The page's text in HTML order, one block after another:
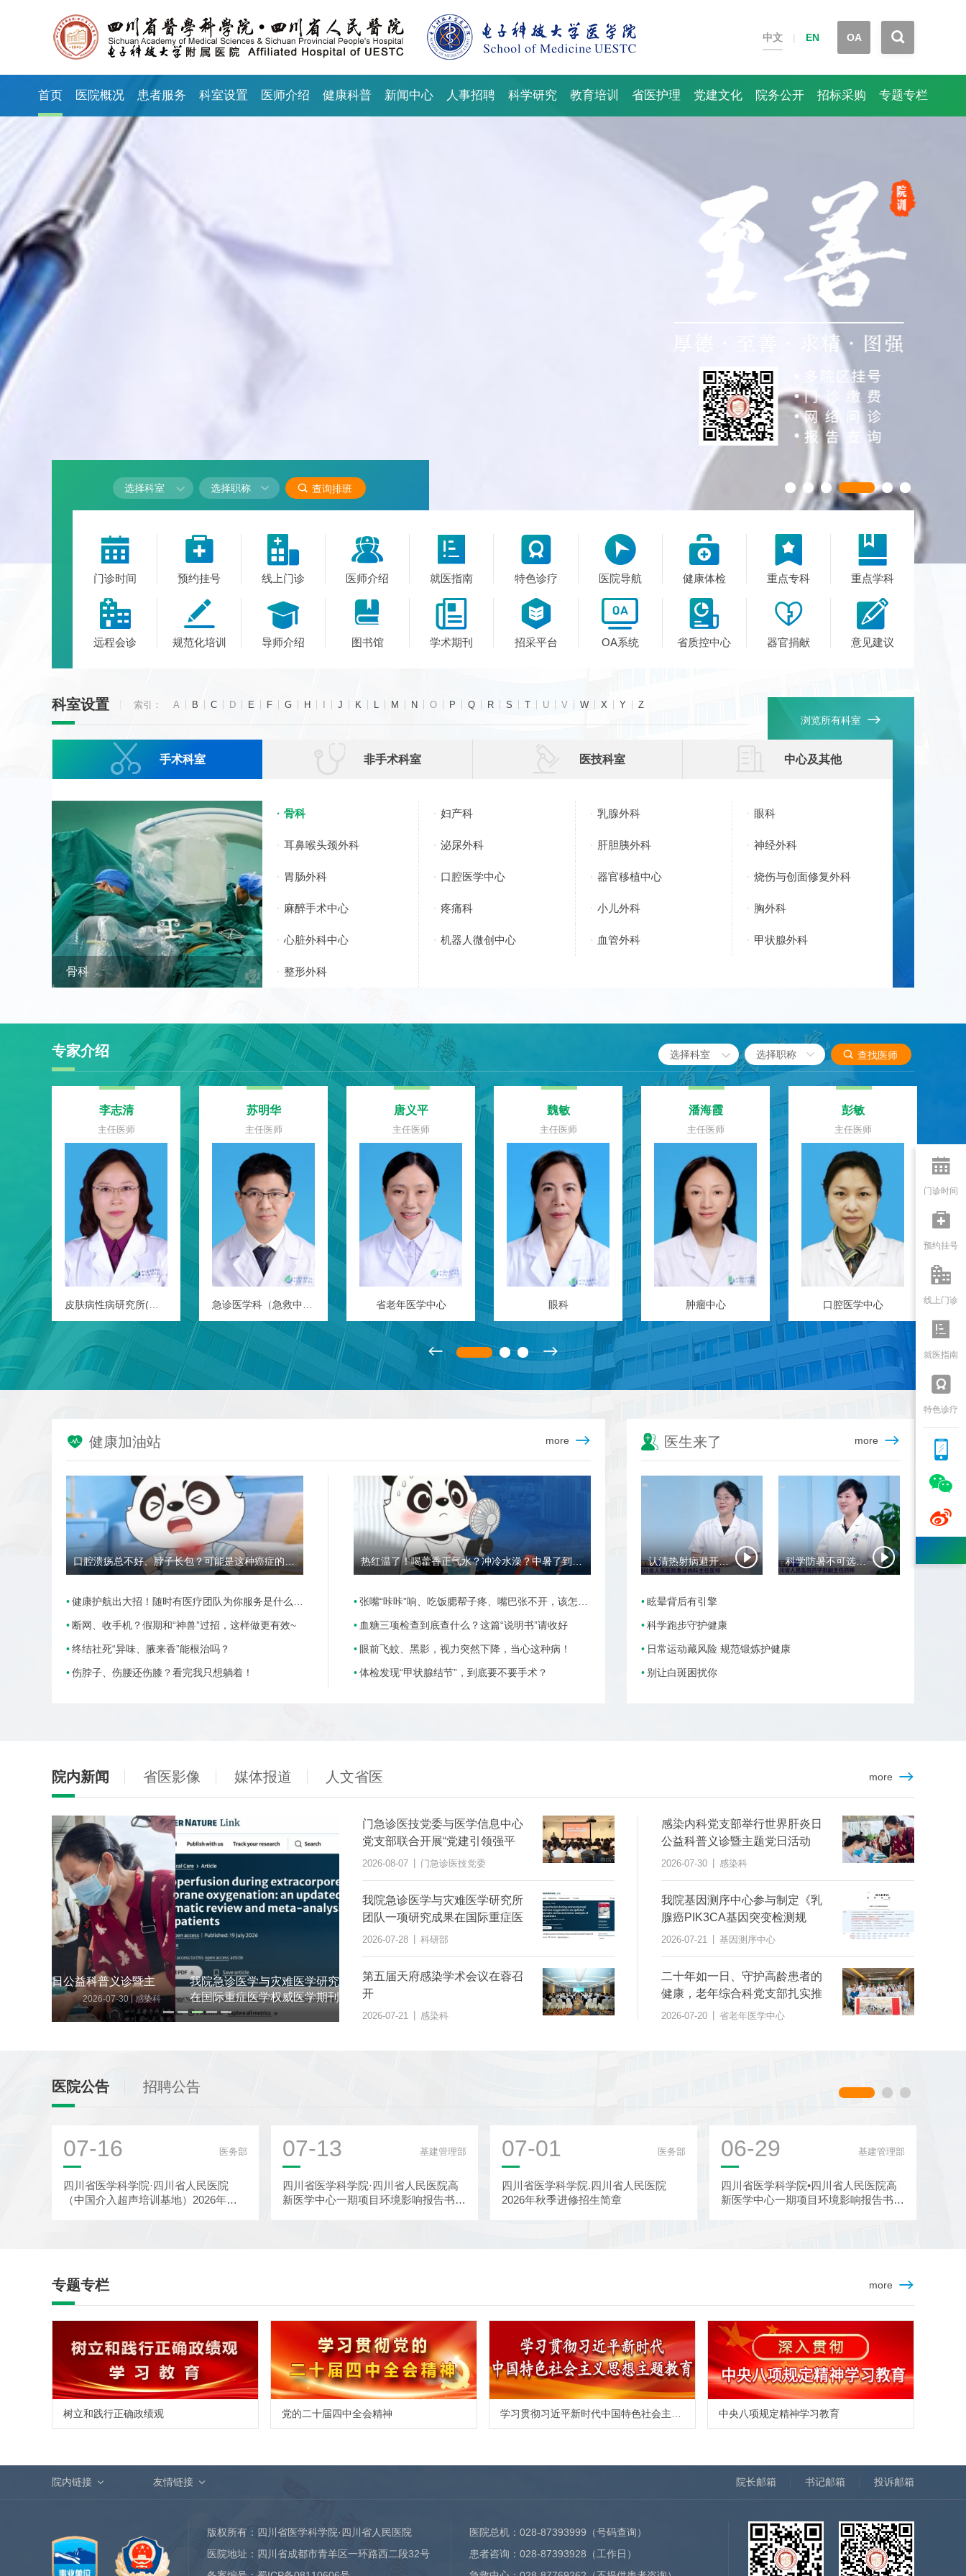


OA
中文 | EN
首页 医院概况 患者服务 科室设置 医师介绍 健康科普 新闻中心 人事招聘 科学研究 教育培训 省医护理 党建文化 院务公开 招标采购 专题专栏
选择科室   查询排班

门诊时间

预约挂号

线上门诊

医师介绍

就医指南

特色诊疗

医院导航

健康体检

重点专科

重点学科

远程会诊

规范化培训

导师介绍

图书馆

学术期刊

招采平台

OA系统

省质控中心

器官捐献

意见建议
科室设置 索引： A B C D E F G H J K L M N O P Q R S T U V W X Y Z
 手术科室 非手术科室 医技科室 中心及其他
骨科
骨科 妇产科 乳腺外科 眼科
耳鼻喉头颈外科 泌尿外科 肝胆胰外科 神经外科
胃肠外科 口腔医学中心 器官移植中心 烧伤与创面修复外科
麻醉手术中心 疼痛科 小儿外科 胸外科
心脏外科中心 机器人微创中心 血管外科 甲状腺外科
整形外科
浏览所有科室 
专家介绍 选择科室   查找医师
范丹
主任医师
麻醉手术中心
王玉婷
主任医师
放射科
邱明星
主任医师
泌尿外科
兰海涛
主任医师
肿瘤中心
邹建华
主任医师
泌尿外科
黄际远
主任医师
核医学科
 健康加油站 more
口腔溃疡总不好、脖子长包？可能是这种癌症的高危信号→
健康护航出大招！随时有医疗团队为你服务是什么样的体验？
断网、收手机？假期和“神兽”过招，这样做更有效~
终结社死“异味、腋来香”能根治吗？
伤脖子、伤腰还伤膝？看完我只想躺着！
热红温了！喝藿香正气水？冲冷水澡？中暑了到底该咋办？
张嘴“咔咔”响、吃饭腮帮子疼、嘴巴张不开，该怎么办？
血糖三项检查到底查什么？这篇“说明书”请收好
眼前飞蚊、黑影，视力突然下降，当心这种病！
体检发现“甲状腺结节”，到底要不要手术？
 医生来了 more
认清热射病避开夏日致命陷阱 科学防暑不可选错药
眩晕背后有引擎
科学跑步守护健康
日常运动藏风险 规范锻炼护健康
别让白斑困扰你
院内新闻 省医影像 媒体报道 人文省医 more
我院急诊医学与灾难医学研究所团队一项研究成果
在国际重症医学权威医学期刊上发表2026-07-28 | 科研部
我院基因测序中心参与制定《乳腺癌PIK3CA基因
突变检测规范》团体标准
2026-07-21 | 基因测序中心
第五届天府感染学术会议在蓉召开
2026-07-21 | 感染科
门急诊医技党委与医学信息中心
党支部联合开展“党建引领强平
台，AI赋能提质效”主题党日活动
2026-08-07 门急诊医技党委
感染内科党支部举行世界肝炎日
公益科普义诊暨主题党日活动
2026-07-30 感染科
我院急诊医学与灾难医学研究所
团队一项研究成果在国际重症医
学权威医学期刊上发表
2026-07-28 科研部
我院基因测序中心参与制定《乳
腺癌PIK3CA基因突变检测规
范》团体标准
2026-07-21 基因测序中心
第五届天府感染学术会议在蓉召
开
2026-07-21 感染科
二十年如一日、守护高龄患者的
健康，老年综合科党支部扎实推
进“桑榆之美 综合护航”党建品牌
2026-07-20 省老年医学中心
医院公告 招聘公告
07-16 医务部
四川省医学科学院·四川省人民医院
（中国介入超声培训基地）2026年超
07-13 基建管理部
四川省医学科学院·四川省人民医院高
新医学中心一期项目环境影响报告书报
07-01 医务部
四川省医学科学院.四川省人民医院
2026年秋季进修招生简章
06-29 基建管理部
四川省医学科学院•四川省人民医院高
新医学中心一期项目环境影响报告书征
专题专栏 more
树立和践行正确政绩观 党的二十届四中全会精神 中央八项规定精神学习教育
院内链接 友情链接 院长邮箱 书记邮箱 投诉邮箱
版权所有：四川省医学科学院·四川省人民医院
医院地址：四川省成都市青羊区一环路西二段32号
医院总机： 028-87393999 （号码查询）
患者咨询： 028-87393928 （工作日）

门诊时间

预约挂号

线上门诊

就医指南

特色诊疗


